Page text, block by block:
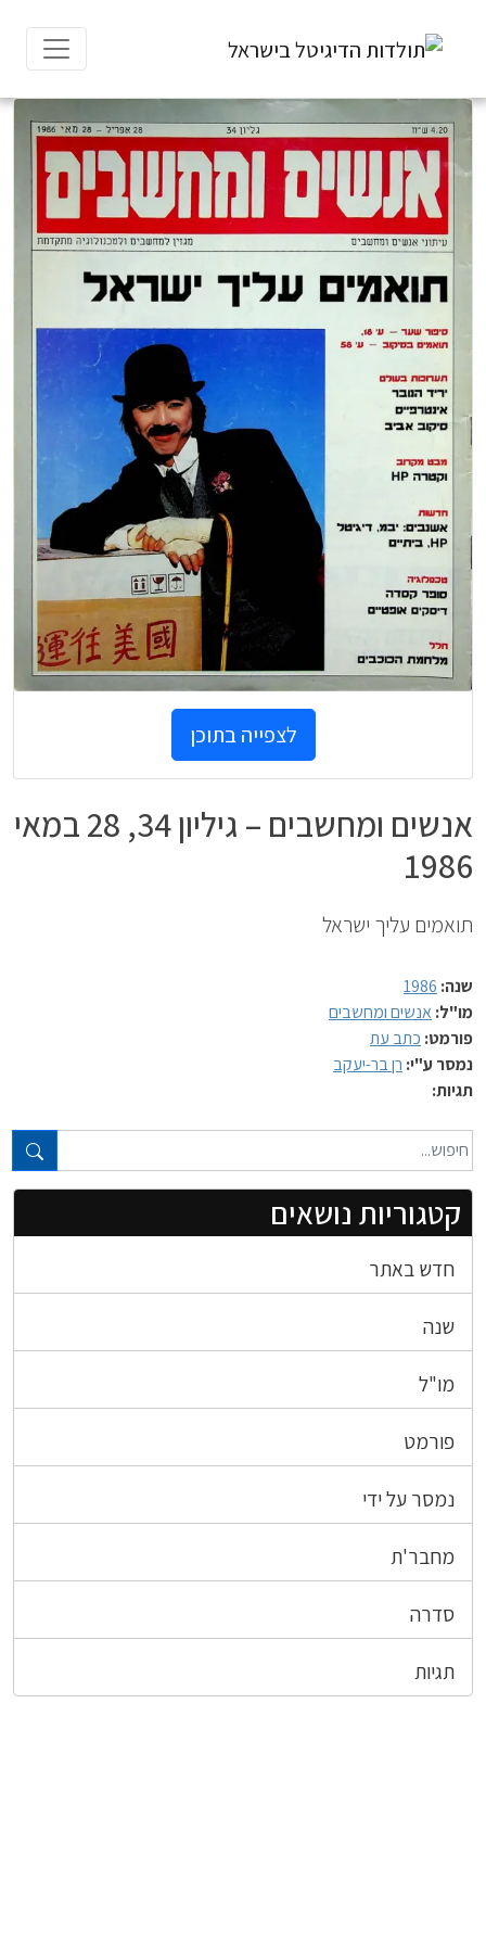
טקסט חופשי...
קטגוריות נושאים
חדש באתר
שנה
מו"ל
פורמט
נמסר על ידי
מחבר'ת
סדרה
תגיות
לצפייה בתוכן
אנשים ומחשבים – גיליון 34, 28 במאי
1986
תואמים עליך ישראל
שנה: 1986
מו"ל: אנשים ומחשבים
פורמט: כתב עת
נמסר ע"י: רן בר-יעקב
תגיות: